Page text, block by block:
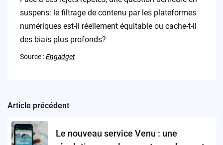
suspens: le filtrage de contenu par les plateformes
numériques est-il réellement équitable ou cache-t-il
des biais plus profonds?
Source :Engadget
Post
navigation
Article précédent
Le nouveau service Venu : une